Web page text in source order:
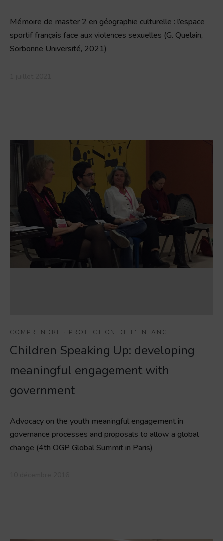
Mémoire de master 2 en géographie culturelle : l’espace
sportif français face aux violences sexuelles (G. Quelain,
Sorbonne Université, 2021)
COMPRENDRE · PROTECTION DE L'ENFANCE
Children Speaking Up: developing
meaningful engagement with
government
Advocacy on the youth meaningful engagement in
governance processes and proposals to allow a global
change (4th OGP Global Summit in Paris)